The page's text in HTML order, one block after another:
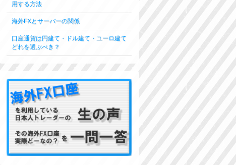
用する方法
海外FXとサーバーの関係
口座通貨は円建て・ドル建て・ユーロ建て
どれを選ぶべき？